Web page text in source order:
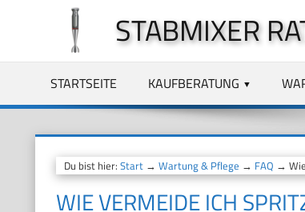
springen
STABMIXER
STARTSEITE KAUFBERATUNG
Du bist hier: Start→ Wartung & Pflege → FAQ →
WIE VERMEIDE ICH